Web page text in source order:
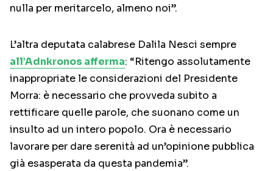
nulla per meritarcelo, almeno noi”.
L’altra deputata calabrese Dalila Nesci sempre
all’Adnkronos afferma: “Ritengo assolutamente
inappropriate le considerazioni del Presidente
Morra: è necessario che provveda subito a
rettificare quelle parole, che suonano come un
insulto ad un intero popolo. Ora è necessario
lavorare per dare serenità ad un’opinione pubblica
già esasperata da questa pandemia”.